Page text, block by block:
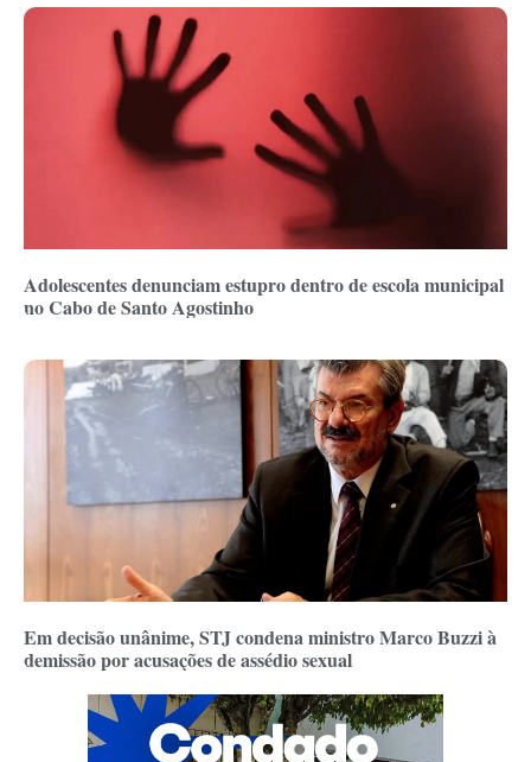
Adolescentes denunciam estupro dentro de escola municipal
no Cabo de Santo Agostinho
Em decisão unânime, STJ condena ministro Marco Buzzi à
demissão por acusações de assédio sexual